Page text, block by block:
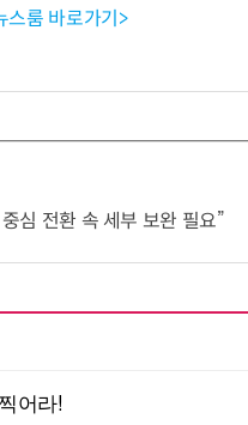
스룸 바로가기>
심 전환 속 세부 보완 필요”